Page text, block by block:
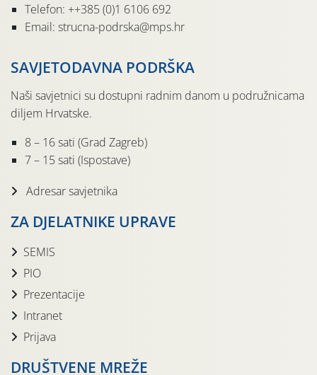
Telefon: ++385 (0)1 6106 692
Email: strucna-podrska@mps.hr
SAVJETODAVNA PODRŠKA
Naši savjetnici su dostupni radnim danom u podružnicama
diljem Hrvatske.
8 – 16 sati (Grad Zagreb)
7 – 15 sati (Ispostave)
Adresar savjetnika
ZA DJELATNIKE UPRAVE
SEMIS
PIO
Prezentacije
Intranet
Prijava
DRUŠTVENE MREŽE